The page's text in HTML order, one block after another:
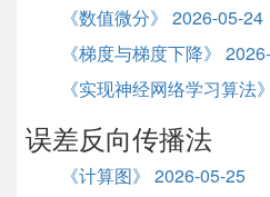
《数值微分》 2026-05-24
《梯度与梯度下降》
《实现神经网络学习算法
误差反向传播法
《计算图》 2026-05-25